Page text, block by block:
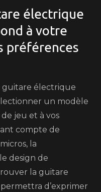
électrique
à votre
préférences
guitare électrique
un modèle
jeu et à vos
compte de
la
design de
la guitare
d’exprimer